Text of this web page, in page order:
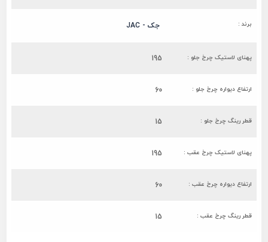
برند : جک - JAC
پهنای لاستیک چرخ جلو : 195
ارتفاع دیواره چرخ جلو : 60
قطر رینگ چرخ جلو : 15
پهنای لاستیک چرخ عقب : 195
ارتفاع دیواره چرخ عقب : 60
قطر رینگ چرخ عقب : 15